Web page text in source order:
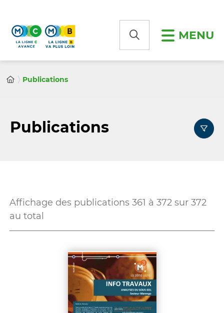
MENU
Publications
Publications
Affichage des publications 361 à 372 sur 372
au total